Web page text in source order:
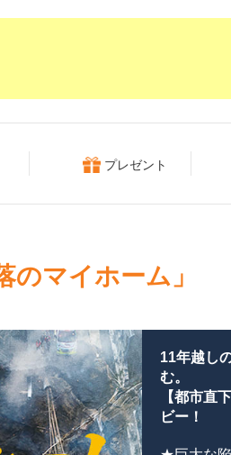
プレゼント
のマイホーム」
11年越し
む。
【都市直
ビー！